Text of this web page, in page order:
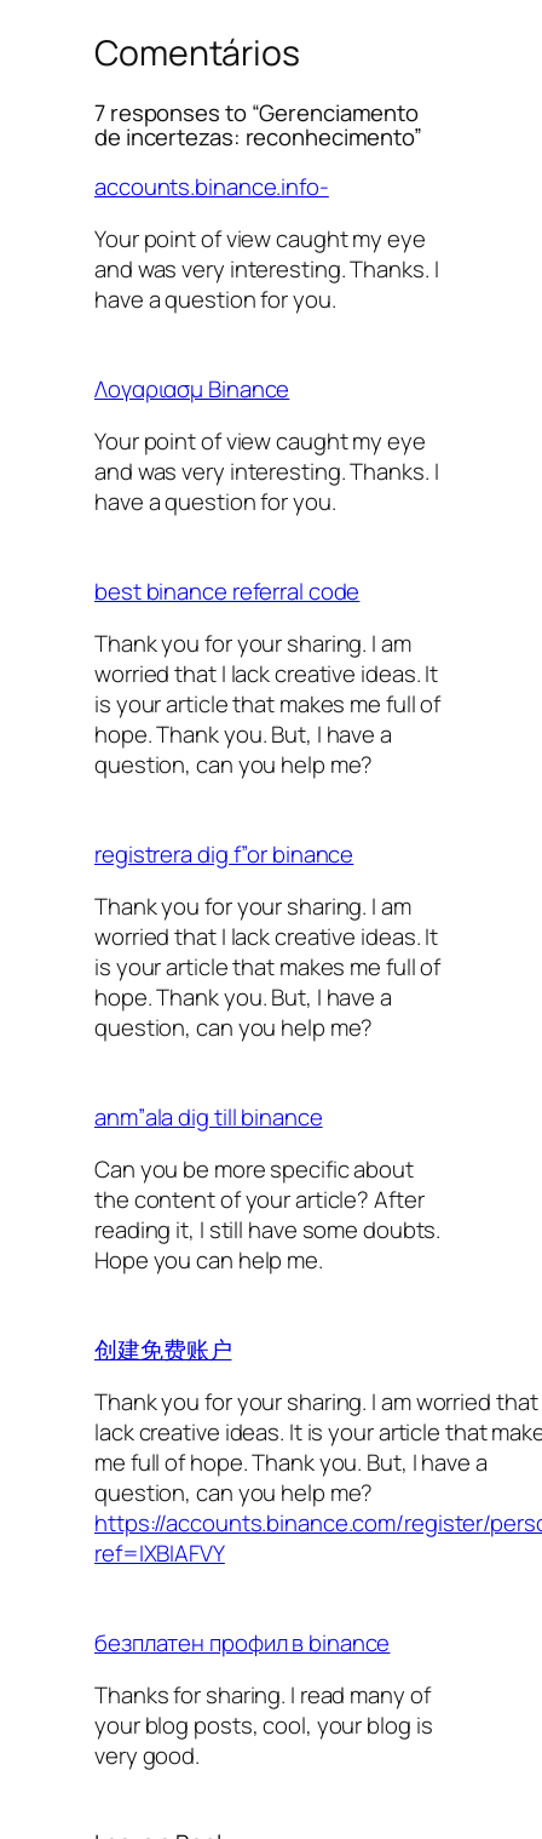
Comentários
7 responses to “Gerenciamento
de incertezas: reconhecimento”
accounts.binance.info-
Your point of view caught my eye
and was very interesting. Thanks. I
have a question for you.
Λογαριασμ Binance
Your point of view caught my eye
and was very interesting. Thanks. I
have a question for you.
best binance referral code
Thank you for your sharing. I am
worried that I lack creative ideas. It
is your article that makes me full of
hope. Thank you. But, I have a
question, can you help me?
registrera dig f”or binance
Thank you for your sharing. I am
worried that I lack creative ideas. It
is your article that makes me full of
hope. Thank you. But, I have a
question, can you help me?
anm”ala dig till binance
Can you be more specific about
the content of your article? After
reading it, I still have some doubts.
Hope you can help me.
创建免费账户
Thank you for your sharing. I am worried that
lack creative ideas. It is your article that
me full of hope. Thank you. But, I have a
question, can you help me?
https://accounts.binance.com/register/
ref=IXBIAFVY
безплатен профил в binance
Thanks for sharing. I read many of
your blog posts, cool, your blog is
very good.